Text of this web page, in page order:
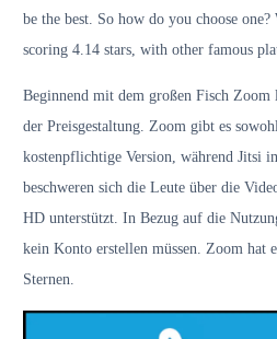
be the best. So how do you choose one?
scoring 4.14 stars, with other famous
Beginnend mit dem großen Fisch Zoom
der Preisgestaltung. Zoom gibt es
kostenpflichtige Version, während Jitsi
beschweren sich die Leute über die
HD unterstützt. In Bezug auf die
kein Konto erstellen müssen. Zoom hat
Sternen.